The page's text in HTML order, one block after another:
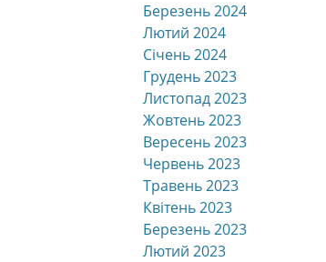
Березень 2024
Лютий 2024
Січень 2024
Грудень 2023
Листопад 2023
Жовтень 2023
Вересень 2023
Червень 2023
Травень 2023
Квітень 2023
Березень 2023
Лютий 2023